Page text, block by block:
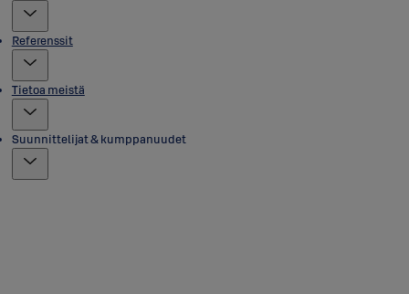
Referenssit
Tietoa meistä
Suunnittelijat & kumppanuudet